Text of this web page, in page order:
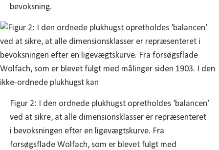
bevoksning.
Figur 2: I den ordnede plukhugst opretholdes ’balancen’
ved at sikre, at alle dimensionsklasser er repræsenteret
i bevoksningen efter en ligevægtskurve. Fra
forsøgsflade Wolfach, som er blevet fulgt med